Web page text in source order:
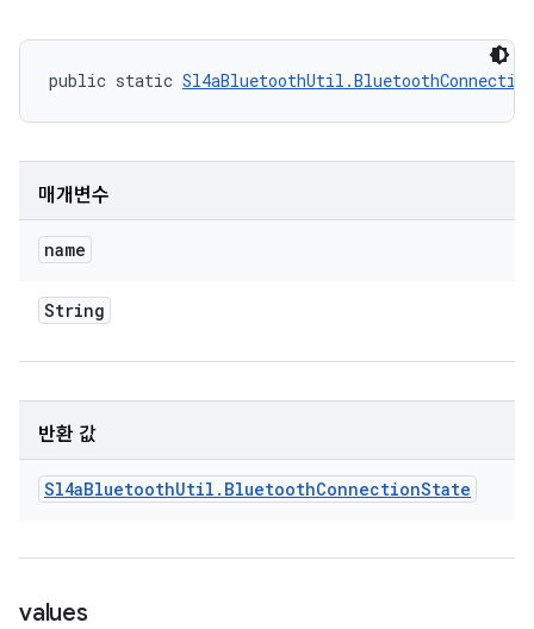
public static
매개변수
name
String
반환 값
Sl4aBluetoothUtil . BluetoothConnectionState
values